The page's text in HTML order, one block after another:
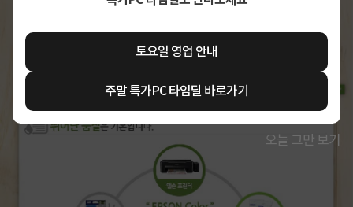
토요일 영업 안내
주말 특가PC 타임딜 바로가기
오늘 그만 보기